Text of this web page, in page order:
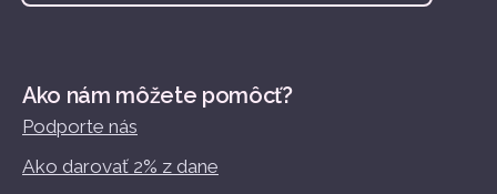
Ako nám môžete pomôcť?
Podporte nás
Ako darovať 2% z dane